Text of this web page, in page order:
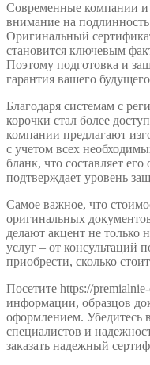
Современные компании
внимание на
Оригинальный
становится ключевым
Поэтому подготовка и
гарантия вашего
Благодаря системам с
корочки стал более
компании предлагают
с учетом всех
бланк, что составляет
подтверждает уровень
Самое важное, что
оригинальных
делают акцент не только
услуг – от консультаций
приобрести, сколько
Посетите https://
информации, образцов
оформлением. Убедитесь
специалистов и
заказать надежный